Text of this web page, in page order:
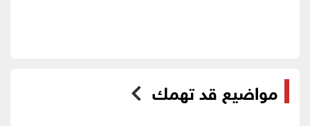
مواضيع قد تهمك